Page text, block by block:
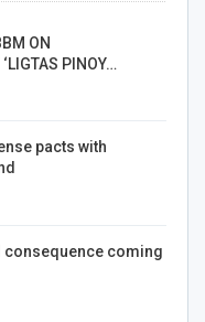
ON
PINOY…
pacts with
consequence coming